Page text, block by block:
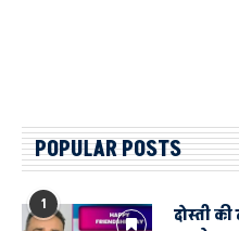
POPULAR POSTS
1
दोस्ती की